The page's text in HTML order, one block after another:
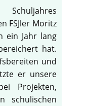
FSJler Moritz
ein Jahr lang
hat.
und
er unsere
Projekten,
schulischen